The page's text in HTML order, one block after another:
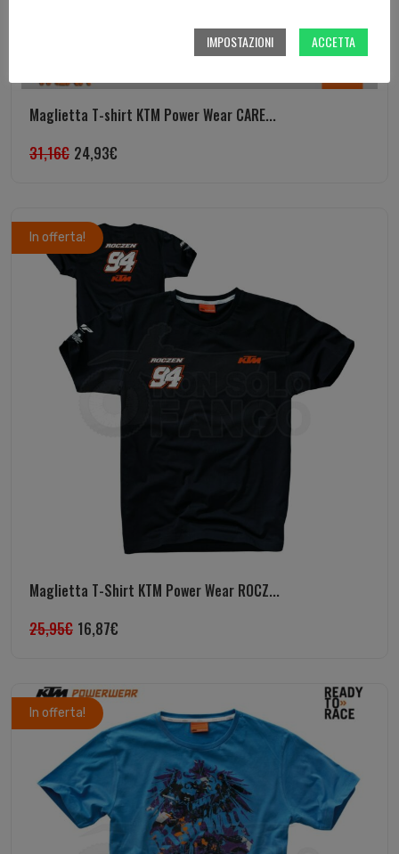
Maglietta T-shirt KTM Power Wear CARE...
31,16€ 24,93€
In offerta!
Maglietta T-Shirt KTM Power Wear ROCZ...
25,95€ 16,87€
In offerta!
IMPOSTAZIONI ACCETTA